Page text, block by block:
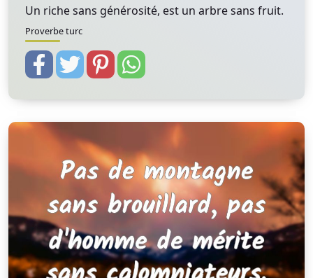
Un riche sans générosité, est un arbre sans fruit.
Proverbe turc